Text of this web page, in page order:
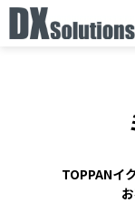
TOPPANイ